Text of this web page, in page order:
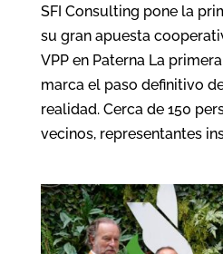
SFI Consulting pone la
su gran apuesta
VPP en Paterna La
marca el paso definitivo
realidad. Cerca de 150
vecinos, representantes